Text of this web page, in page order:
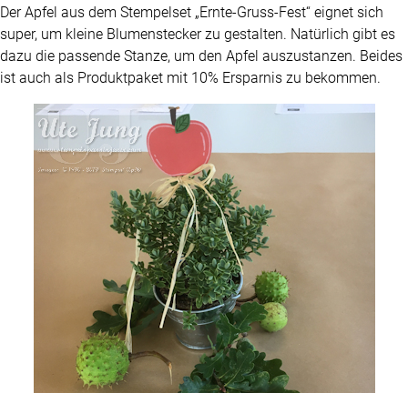
Der Apfel aus dem Stempelset „Ernte-Gruss-Fest“ eignet sich
super, um kleine Blumenstecker zu gestalten. Natürlich gibt es
dazu die passende Stanze, um den Apfel auszustanzen. Beides
ist auch als Produktpaket mit 10% Ersparnis zu bekommen.